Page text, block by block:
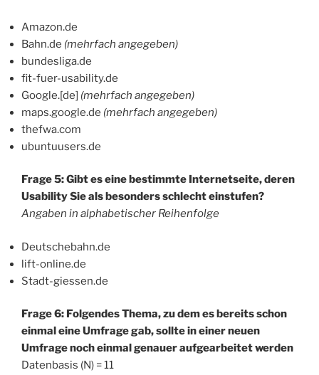
Amazon.de
Bahn.de (mehrfach angegeben)
bundesliga.de
fit-fuer-usability.de
Google.[de] (mehrfach angegeben)
maps.google.de (mehrfach angegeben)
thefwa.com
ubuntuusers.de
Frage 5: Gibt es eine bestimmte Internetseite, deren
Usability Sie als besonders schlecht einstufen?
Angaben in alphabetischer Reihenfolge
Deutschebahn.de
lift-online.de
Stadt-giessen.de
Frage 6: Folgendes Thema, zu dem es bereits schon
einmal eine Umfrage gab, sollte in einer neuen
Umfrage noch einmal genauer aufgearbeitet werden
Datenbasis (N) = 11